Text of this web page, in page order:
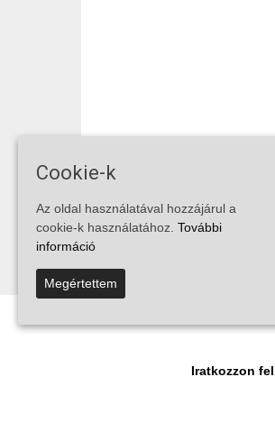
Iratkozzon
Cookie-k
Az oldal használatával hozzájárul a
cookie-k használatához. További
információ
Megértettem